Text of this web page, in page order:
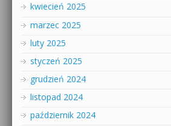
kwiecień 2025
marzec 2025
luty 2025
styczeń 2025
grudzień 2024
listopad 2024
październik 2024